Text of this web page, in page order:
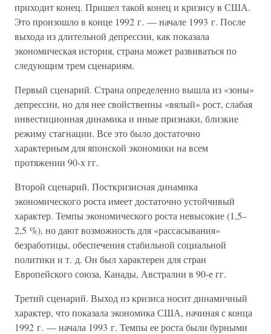
приходит конец. Пришел такой конец и кризису в США.
Это произошло в конце 1992 г. — начале 1993 г. После
выхода из длительной депрессии, как показала
экономическая история, страна может развиваться по
следующим трем сценариям.
Первый сценарий. Страна определенно вышла из «зоны»
депрессии, но для нее свойственны «вялый» рост, слабая
инвестиционная динамика и иные признаки, близкие
режиму стагнации. Все это было достаточно
характерным для японской экономики на всем
протяжении 90-х гг.
Второй сценарий. Посткризисная динамика
экономического роста имеет достаточно устойчивый
характер. Темпы экономического роста невысокие (1,5–
2,5 %), но дают возможность для «рассасывания»
безработицы, обеспечения стабильной социальной
политики и т. д. Он был характерен для стран
Европейского союза, Канады, Австралии в 90-е гг.
Третий сценарий. Выход из кризиса носит динамичный
характер, что показала экономика США, начиная с конца
1992 г. — начала 1993 г. Темпы ее роста были бурными